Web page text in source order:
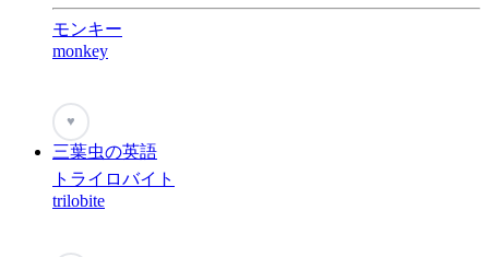
モンキー
monkey
♥
三葉虫の英語
トライロバイト
trilobite